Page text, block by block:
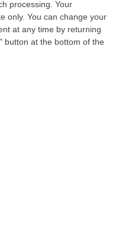
processing. Your
only. You can change your
at any time by returning
button at the bottom of the
la società Stretto di Messina. La
Monti nel 2013, e la…